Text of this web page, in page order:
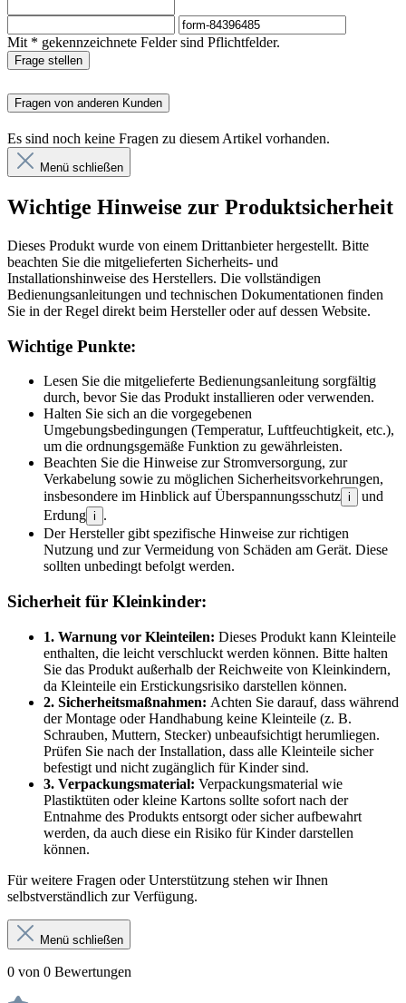
Mit * gekennzeichnete Felder sind Pflichtfelder.
Frage stellen
Fragen von anderen Kunden
Es sind noch keine Fragen zu diesem Artikel vorhanden.
Menü schließen
Wichtige Hinweise zur Produktsicherheit
Dieses Produkt wurde von einem Drittanbieter hergestellt. Bitte
beachten Sie die mitgelieferten Sicherheits- und
Installationshinweise des Herstellers. Die vollständigen
Bedienungsanleitungen und technischen Dokumentationen finden
Sie in der Regel direkt beim Hersteller oder auf dessen Website.
Wichtige Punkte:
Lesen Sie die mitgelieferte Bedienungsanleitung sorgfältig
durch, bevor Sie das Produkt installieren oder verwenden.
Halten Sie sich an die vorgegebenen
Umgebungsbedingungen (Temperatur, Luftfeuchtigkeit, etc.),
um die ordnungsgemäße Funktion zu gewährleisten.
Beachten Sie die Hinweise zur Stromversorgung, zur
Verkabelung sowie zu möglichen Sicherheitsvorkehrungen,
insbesondere im Hinblick auf Überspannungsschutz i
und
Erdung i
.
Der Hersteller gibt spezifische Hinweise zur richtigen
Nutzung und zur Vermeidung von Schäden am Gerät. Diese
sollten unbedingt befolgt werden.
Sicherheit für Kleinkinder:
1. Warnung vor Kleinteilen: Dieses Produkt kann Kleinteile
enthalten, die leicht verschluckt werden können. Bitte halten
Sie das Produkt außerhalb der Reichweite von Kleinkindern,
da Kleinteile ein Erstickungsrisiko darstellen können.
2. Sicherheitsmaßnahmen: Achten Sie darauf, dass während
der Montage oder Handhabung keine Kleinteile (z. B.
Schrauben, Muttern, Stecker) unbeaufsichtigt herumliegen.
Prüfen Sie nach der Installation, dass alle Kleinteile sicher
befestigt und nicht zugänglich für Kinder sind.
3. Verpackungsmaterial: Verpackungsmaterial wie
Plastiktüten oder kleine Kartons sollte sofort nach der
Entnahme des Produkts entsorgt oder sicher aufbewahrt
werden, da auch diese ein Risiko für Kinder darstellen
können.
Für weitere Fragen oder Unterstützung stehen wir Ihnen
selbstverständlich zur Verfügung.
Menü schließen
0 von 0 Bewertungen